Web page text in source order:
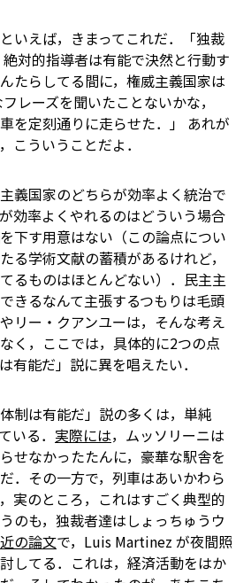
いえば，きまってこれだ．「独裁
対的指導者は有能で決然と行動す
んたらしてる間に，権威主義国家は
レーズを聞いたことないかな，
を定刻通りに走らせた．」 あれが
こういうことだよ．
義国家のどちらが効率よく統治で
効率よくやれるのはどういう場合
下す用意はない（この論点につい
る学術文献の蓄積があるけれど，
るものはほとんどない）．民主主
きるなんて主張するつもりは毛頭
やリー・クアンユーは，そんな考え
く，ここでは，具体的に2つの点
有能だ」説に異を唱えたい．
制は有能だ」説の多くは，単純
いる． 実際には，ムッソリーニは
せなかった――たんに，豪華な駅舎を
．その一方で，列車はあいかわら
実のところ，これはすごく典型的
のも，独裁者達はしょっちゅうウ
の論文で，Luis Martinez が夜間照
してる．これは，経済活動をはか